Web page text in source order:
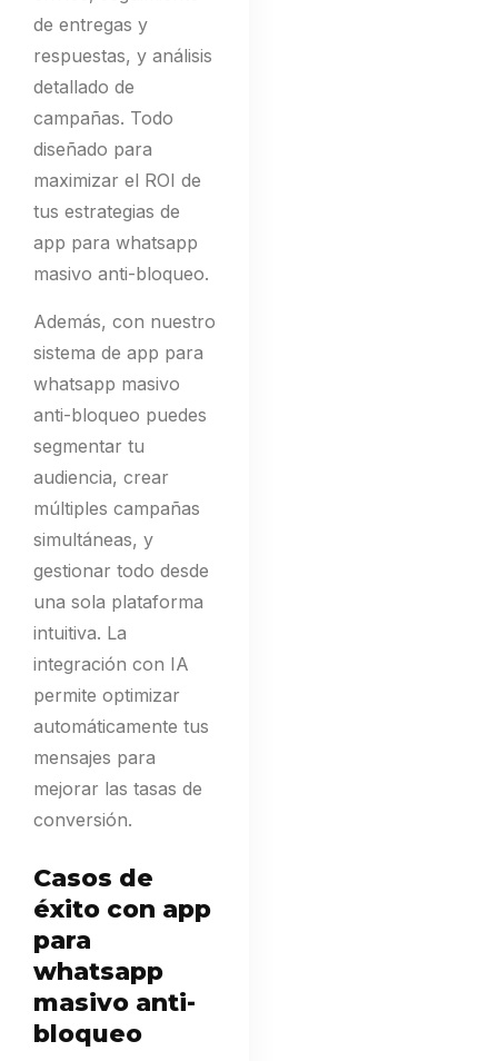
de entregas y
respuestas, y análisis
detallado de
campañas. Todo
diseñado para
maximizar el ROI de
tus estrategias de
app para whatsapp
masivo anti-bloqueo.
Además, con nuestro
sistema de app para
whatsapp masivo
anti-bloqueo puedes
segmentar tu
audiencia, crear
múltiples campañas
simultáneas, y
gestionar todo desde
una sola plataforma
intuitiva. La
integración con IA
permite optimizar
automáticamente tus
mensajes para
mejorar las tasas de
conversión.
Casos de
éxito con app
para
whatsapp
masivo anti-
bloqueo